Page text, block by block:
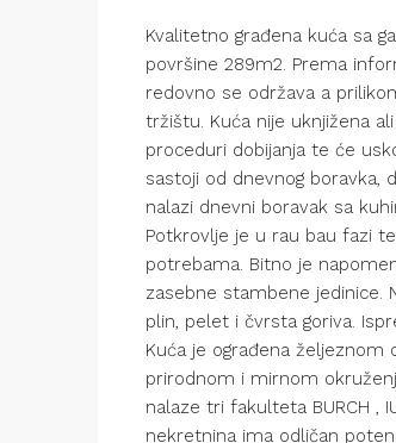
Kvalitetno građena kuća sa
površine 289m2. Prema
redovno se održava a
tržištu. Kuća nije uknjižena
proceduri dobijanja te će
sastoji od dnevnog boravka,
nalazi dnevni boravak sa
Potkrovlje je u rau bau fazi
potrebama. Bitno je
zasebne stambene jedinice.
plin, pelet i čvrsta goriva.
Kuća je ograđena
prirodnom i mirnom
nalaze tri fakulteta BURCH ,
nekretnina ima odličan